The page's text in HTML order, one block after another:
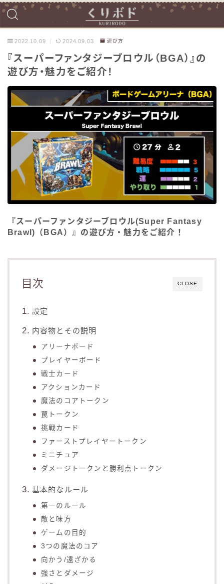
2022.10.09 2024.09.03 遊び方
『スーパーファンタジーブロウル（BGA）』の
遊び方・魅力をご紹介！
『スーパーファンタジーブロウル(Super Fantasy
Brawl)（BGA）』の遊び方・魅力をご紹介！
CLOSE
目次
設定
内容物とその説明
アリーナボード
プレイヤーボード
戦士カード
アクションカード
魔法のコアトークン
罠トークン
挑戦カード
ファーストプレイヤートークン
ミニチュア
ダメージトークンと勝利点トークン
基本的なルール
第一のルール
敵と味方
ゲームの目的
3つの魔法のコア
向かう/遠ざかる
強さとダメージ